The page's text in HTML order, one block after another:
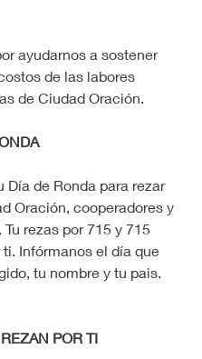
ayudarnos a sostener
de las labores
de Ciudad Oración.
Día de Ronda para rezar
Oración, cooperadores y
rezas por 715 y 715
ti. Infórmanos el día que
tu nombre y tu pais.
POR TI